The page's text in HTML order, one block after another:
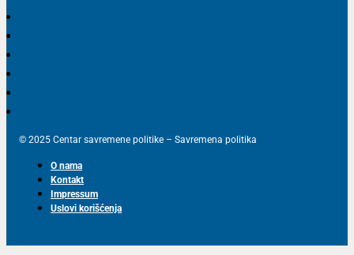
© 2025 Centar savremene politike – Savremena politika
O nama
Kontakt
Impressum
Uslovi korišćenja